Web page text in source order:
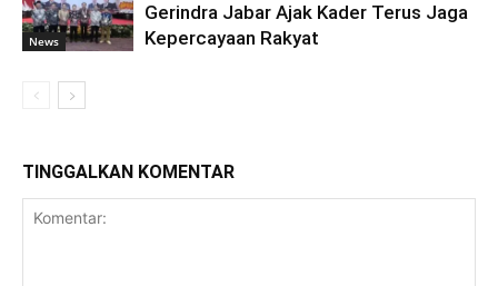
News
Gerindra Jabar Ajak Kader Terus Jaga
Kepercayaan Rakyat
TINGGALKAN KOMENTAR